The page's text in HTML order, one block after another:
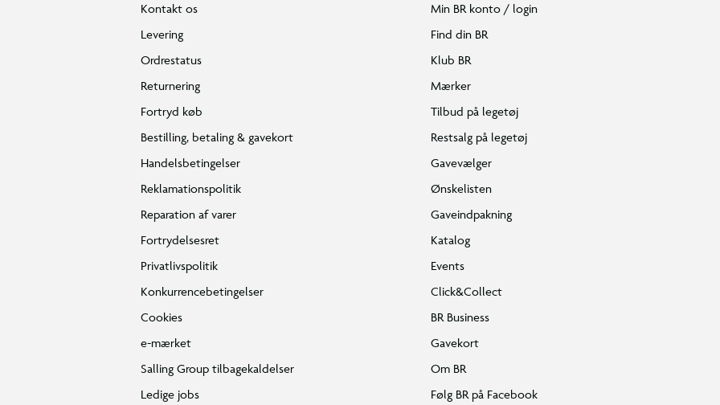
Kontakt os
Levering
Ordrestatus
Returnering
Fortryd køb
Bestilling, betaling & gavekort
Handelsbetingelser
Reklamationspolitik
Reparation af varer
Fortrydelsesret
Privatlivspolitik
Konkurrencebetingelser
Cookies
e-mærket
Salling Group tilbagekaldelser
Ledige jobs
Min BR konto / login
Find din BR
Klub BR
Mærker
Tilbud på legetøj
Restsalg på legetøj
Gavevælger
Ønskelisten
Gaveindpakning
Katalog
Events
Click&Collect
BR Business
Gavekort
Om BR
Følg BR på Facebook